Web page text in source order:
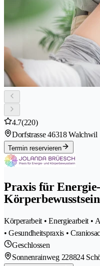
4.7(220)
Dorfstrasse 46318 Walchwil
Termin reservieren
Praxis für
Körperbewusstsein
Körperarbeit • Energiearbeit •
• Gesundheitspraxis •
Geschlossen
Sonnenrainweg 228824